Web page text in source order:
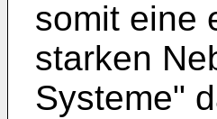
somit eine
starken
Systeme"